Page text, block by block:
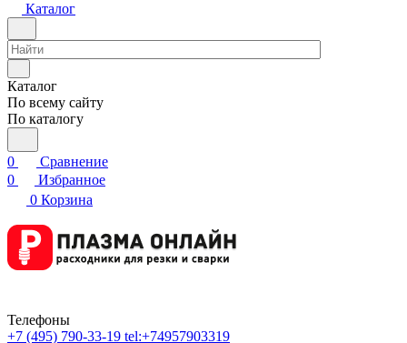
Каталог
Каталог
По всему сайту
По каталогу
0
Сравнение
0
Избранное
0 Корзина
Телефоны
+7 (495) 790-33-19 tel:+74957903319